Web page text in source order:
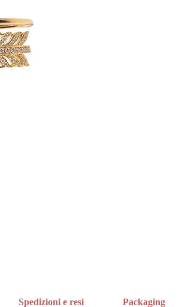
Spedizioni e resi Packaging